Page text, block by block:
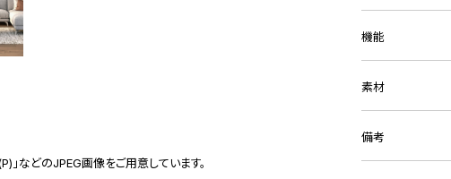
」などのJPEG画像をご用意しています。
機能
素材
備考